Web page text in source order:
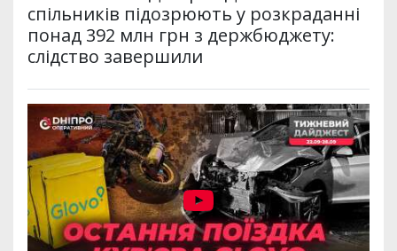
спільників підозрюють у розкраданні
понад 392 млн грн з держбюджету:
слідство завершили